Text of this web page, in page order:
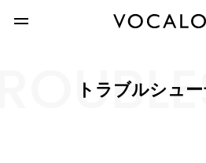
トラブルシュ